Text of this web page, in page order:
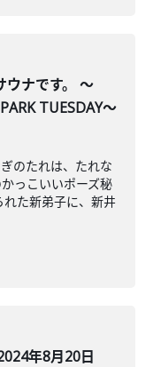
ウナです。 ～
TUESDAY～
のたれは、たれな
っこいいポーズ秘
た新弟子に、新井
年8月20日